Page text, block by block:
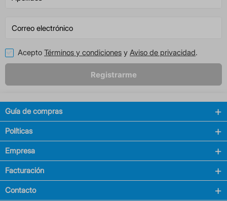
Acepto Términos y condiciones y Aviso de privacidad.
Registrarme
Guía de compras
Políticas
Empresa
Facturación
Contacto